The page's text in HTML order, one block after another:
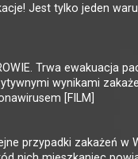
Jest tylko jeden
Trwa ewakuacja
wynikami
[FILM]
przypadki zakażeń w